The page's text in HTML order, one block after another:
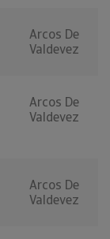
Arcos De
Valdevez
Arcos De
Valdevez
Arcos De
Valdevez